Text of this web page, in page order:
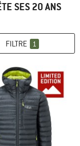
SES 20 ANS
FILTRE 1